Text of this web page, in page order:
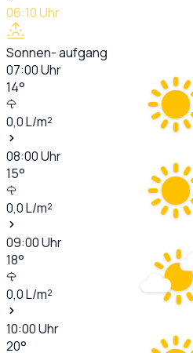
06:10Uhr
Sonnen- aufgang
07:00Uhr
14°
0,0L/m²
08:00Uhr
15°
0,0L/m²
09:00Uhr
18°
0,0L/m²
10:00Uhr
20°